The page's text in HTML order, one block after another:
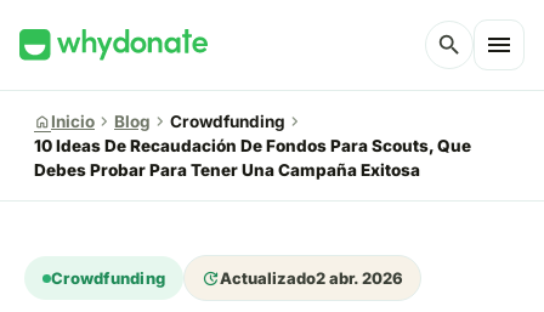
search menu
homeInicio chevron_right Blog chevron_right Crowdfunding chevron_right
10 Ideas De Recaudación De Fondos Para Scouts, Que
Debes Probar Para Tener Una Campaña Exitosa
Crowdfunding updateActualizado2 abr. 2026